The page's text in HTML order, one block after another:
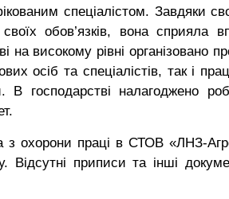
спеціалістом. Завдяки
обов’язків, вона сприяла
високому рівні організовано
осіб та спеціалістів, так і
господарстві налагоджено
охорони праці в СТОВ «ЛНЗ-
Відсутні приписи та інші